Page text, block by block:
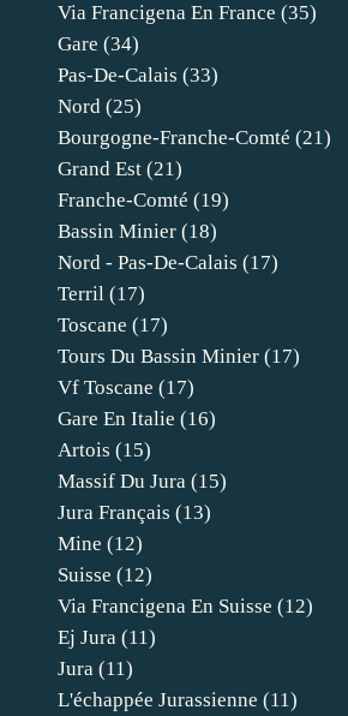
Via Francigena En France (35)
Gare (34)
Pas-De-Calais (33)
Nord (25)
Bourgogne-Franche-Comté (21)
Grand Est (21)
Franche-Comté (19)
Bassin Minier (18)
Nord - Pas-De-Calais (17)
Terril (17)
Toscane (17)
Tours Du Bassin Minier (17)
Vf Toscane (17)
Gare En Italie (16)
Artois (15)
Massif Du Jura (15)
Jura Français (13)
Mine (12)
Suisse (12)
Via Francigena En Suisse (12)
Ej Jura (11)
Jura (11)
L'échappée Jurassienne (11)